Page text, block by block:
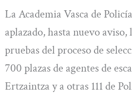
La Academia Vasca de
aplazado, hasta nuevo
pruebas del proceso de
700 plazas de agentes de
Ertzaintza y a otras 111 de